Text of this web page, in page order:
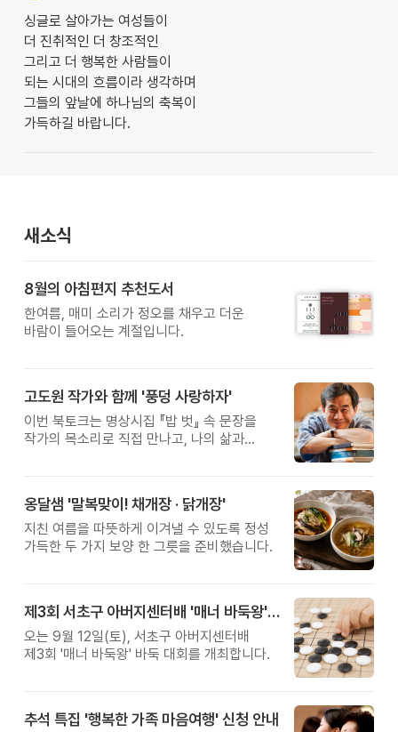
싱글로 살아가는 여성들이
더 진취적인 더 창조적인
그리고 더 행복한 사람들이
되는 시대의 흐름이라 생각하며
그들의 앞날에 하나님의 축복이
가득하길 바랍니다.
새소식
8월의 아침편지 추천도서
한여름, 매미 소리가 정오를 채우고 더운
바람이 들어오는 계절입니다.
고도원 작가와 함께 '풍덩 사랑하자'
이번 북토크는 명상시집 『밥 벗』 속 문장을
작가의 목소리로 직접 만나고, 나의 삶과
옹달샘 '말복맞이! 채개장 · 닭개장'
지친 여름을 따뜻하게 이겨낼 수 있도록 정성
가득한 두 가지 보양 한 그릇을 준비했습니다.
제3회 서초구 아버지센터배 '매너 바둑왕' 대회
오는 9월 12일(토), 서초구 아버지센터배
제3회 '매너 바둑왕' 바둑 대회를 개최합니다.
추석 특집 '행복한 가족 마음여행' 신청 안내